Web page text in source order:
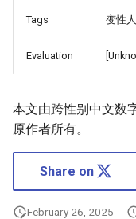
Tags 变性
Evaluation
本文由跨性别中文数
原作者所有。
Share on
February 26, 2025